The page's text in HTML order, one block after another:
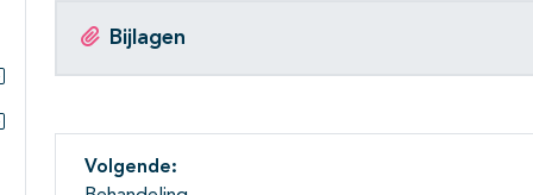
Bijlagen
Volgende: